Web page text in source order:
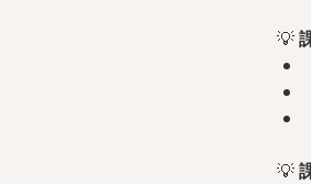
💡
💡